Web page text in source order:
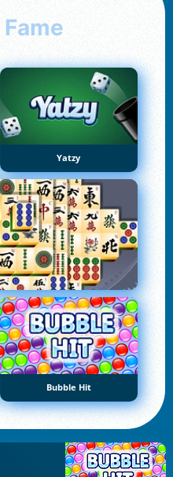
Fame
Yatzy
Bubble Hit